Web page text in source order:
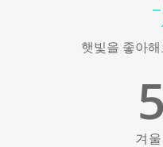
햇빛을 좋아
5
겨